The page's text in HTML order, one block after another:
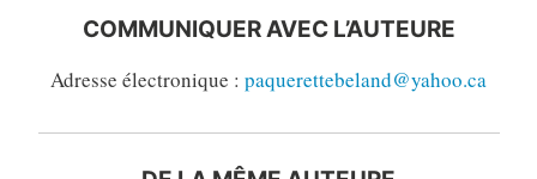
COMMUNIQUER AVEC L’AUTEURE
Adresse électronique : paquerettebeland@yahoo.ca